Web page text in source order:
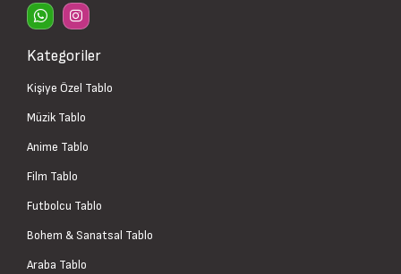
Kategoriler
Kişiye Özel Tablo
Müzik Tablo
Anime Tablo
Film Tablo
Futbolcu Tablo
Bohem & Sanatsal Tablo
Araba Tablo